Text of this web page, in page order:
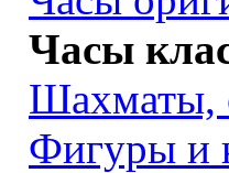
Часы
Шахматы,
Фигуры и